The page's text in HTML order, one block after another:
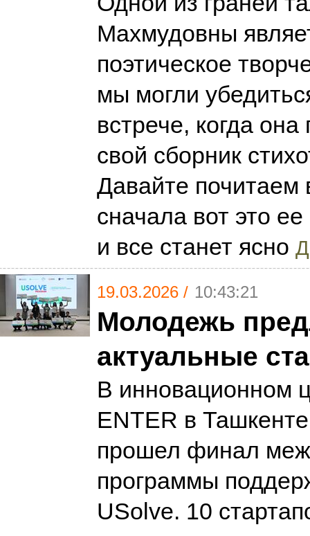
Махмудовны
поэтическое
мы могли
встрече, когда
свой сборник
Давайте почитаем
сначала вот это
и все станет ясно
19.03.2026 / 10:43:21
Молодежь
актуальные
В инновационном
ENTER в
прошел финал
программы
USolve. 10